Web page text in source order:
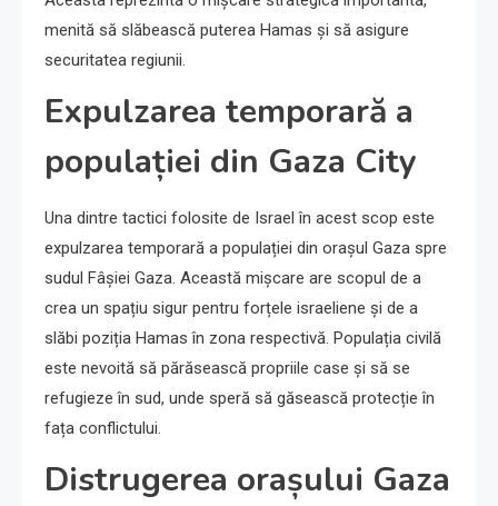
menită să slăbească puterea Hamas și să asigure
securitatea regiunii.
Expulzarea temporară a
populației din Gaza City
Una dintre tactici folosite de Israel în acest scop este
expulzarea temporară a populației din orașul Gaza spre
sudul Fâșiei Gaza. Această mișcare are scopul de a
crea un spațiu sigur pentru forțele israeliene și de a
slăbi poziția Hamas în zona respectivă. Populația civilă
este nevoită să părăsească propriile case și să se
refugieze în sud, unde speră să găsească protecție în
fața conflictului.
Distrugerea orașului Gaza